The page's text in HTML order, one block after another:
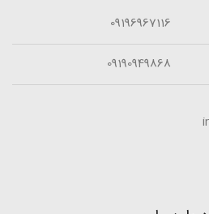
09196967116
09190949868